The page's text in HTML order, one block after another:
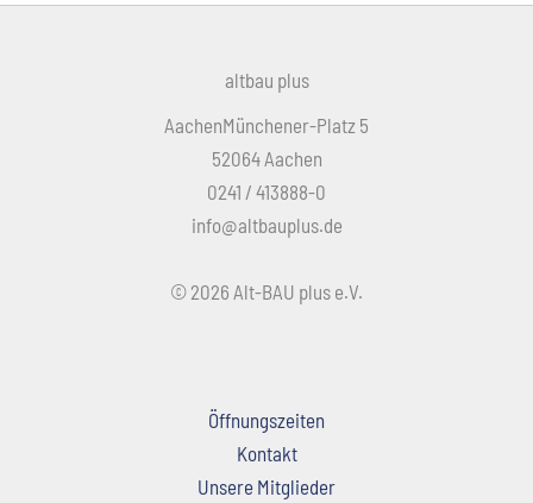
altbau plus
AachenMünchener-Platz 5
52064 Aachen
0241 / 413888-0
info@altbauplus.de
© 2026 Alt-BAU plus e.V.
Öffnungszeiten
Kontakt
Unsere Mitglieder